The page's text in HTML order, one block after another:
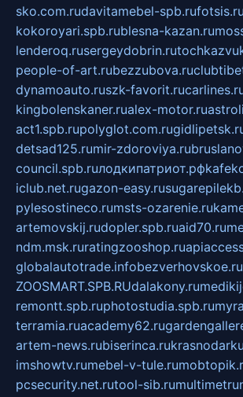
sko.com.rudavitamebel-spb.rufotsis.ru
kokoroyari.spb.rublesna-kazan.ru
lenderoq.rusergeydobrin.ru
people-of-art.rubezzubova.ru
dynamoauto.ruszk-favorit.ru
kingbolenskaner.rualex-motor.ru
act1.spb.rupolyglot.com.ru
detsad125.rumir-zdoroviya.ru
council.spb.ruлодкипатриот.рф
iclub.net.rugazon-easy.ru
pylesostineco.rumsts-ozarenie.ru
artemovskij.rudopler.spb.ruaid70.ru
ndm.msk.ruratingzooshop.ru
globalautotrade.infobezverhovskoe.ru
ZOOSMART.SPB.RUdalakony.ru
remontt.spb.ruphotostudia.spb.ru
terramia.ruacademy62.ru
artem-news.rubiserinca.ru
imshowtv.rumebel-v-tule.ru
pcsecurity.net.rutool-sib.ru